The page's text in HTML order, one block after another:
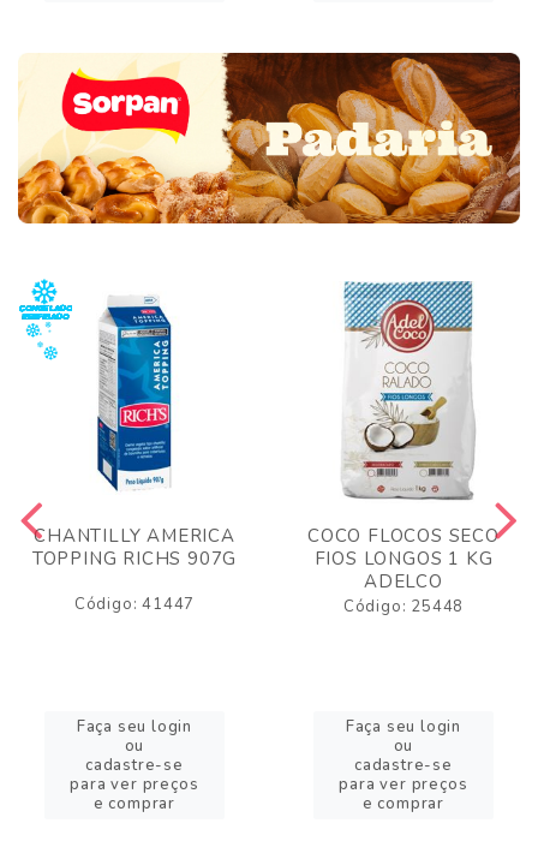
CHANTILLY AMERICA
TOPPING RICHS 907G
Código: 41447
Faça seu login
ou
cadastre-se
para ver preços
e comprar
COCO FLOCOS SECO
FIOS LONGOS 1 KG
ADELCO
Código: 25448
Faça seu login
ou
cadastre-se
para ver preços
e comprar